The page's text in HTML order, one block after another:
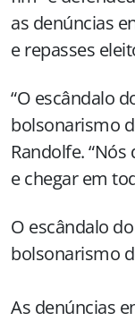
as denúncias
e repasses
“O escândalo
bolsonarismo
Randolfe.
e chegar em
O escândalo
bolsonarismo
As denúncias